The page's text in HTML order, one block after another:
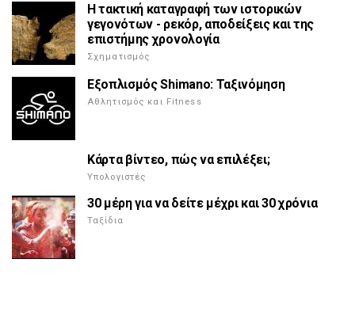
Η τακτική καταγραφή των ιστορικών
γεγονότων - ρεκόρ, αποδείξεις και της
επιστήμης χρονολογία
Σχηματισμός
Εξοπλισμός Shimano: Ταξινόμηση
Αθλητισμός και Fitness
Κάρτα βίντεο, πώς να επιλέξει;
Υπολογιστές
30 μέρη για να δείτε μέχρι και 30 χρόνια
Ταξίδια